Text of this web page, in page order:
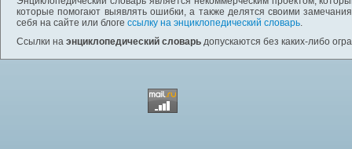
которые помогают выявлять ошибки, а также делятся своими
себя на сайте или блоге ссылку на энциклопедический словарь.
Ссылки на энциклопедический словарь допускаются без каких-либо